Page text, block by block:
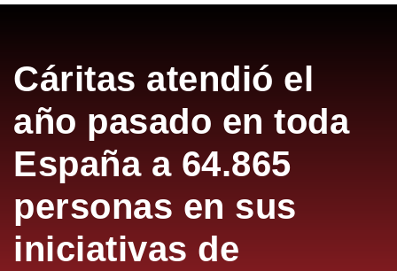
Cáritas atendió el
año pasado en toda
España a 64.865
personas en sus
iniciativas de